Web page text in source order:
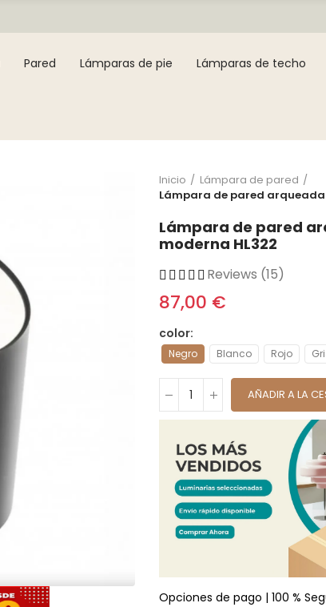
Pared Lámparas de pie Lámparas de techo
Inicio
Lámpara de pared
Lámpara de pared
Lámpara de pared
moderna HL322
Reviews (15)
87,00 €
color
Negro Blanco Rojo
AÑADIR A LA
Opciones de pago | 100 %